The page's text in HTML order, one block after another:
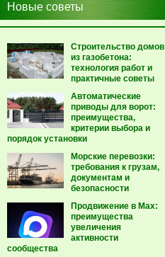
Новые советы
Строительство домов
из газобетона:
технология работ и
практичные советы
Автоматические
приводы для ворот:
преимущества,
критерии выбора и
порядок установки
Морские перевозки:
требования к грузам,
документам и
безопасности
Продвижение в Max:
преимущества
увеличения
активности
сообщества